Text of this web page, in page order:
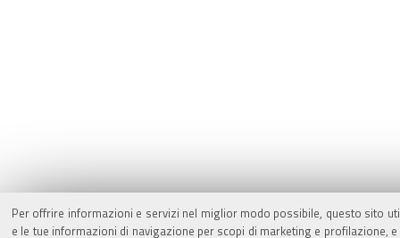
Per offrire informazioni e servizi nel miglior modo possibile, questo sito
e le tue informazioni di navigazione per scopi di marketing e